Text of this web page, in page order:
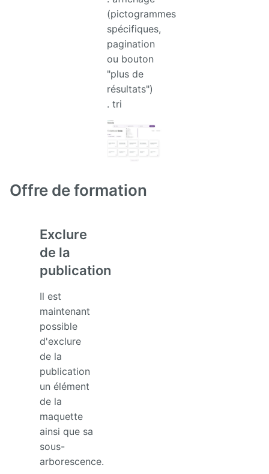
(pictogrammes
spécifiques,
pagination
ou bouton
"plus de
résultats")
. tri
Offre de formation
Exclure
de la
publication
Il est
maintenant
possible
d'exclure
de la
publication
un élément
de la
maquette
ainsi que sa
sous-
arborescence.